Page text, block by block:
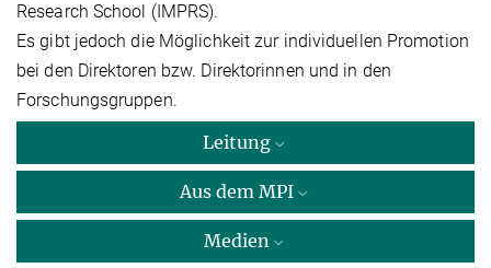
Research School (IMPRS).
Es gibt jedoch die Möglichkeit zur individuellen Promotion
bei den Direktoren bzw. Direktorinnen und in den
Forschungsgruppen.
Leitung
Aus dem MPI
Medien